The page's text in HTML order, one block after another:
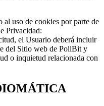
al uso de cookies por parte de
Privacidad:
el Usuario deberá incluir
del Sitio web de PoliBit y
o inquietud relacionada con